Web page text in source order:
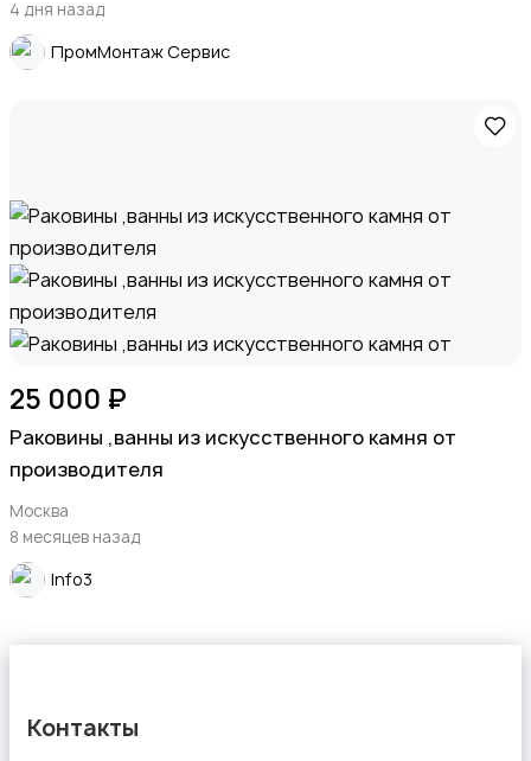
4 дня назад
ПромМонтаж Сервис
25 000 ₽
Раковины ,ванны из искусственного камня от
производителя
Москва
8 месяцев назад
Info3
Контакты